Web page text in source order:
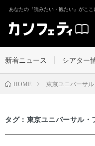
あなたの『読みたい・観たい』がここ
新着ニュース シアター
HOME 東京ユニバーサ
タグ：東京ユニバーサル